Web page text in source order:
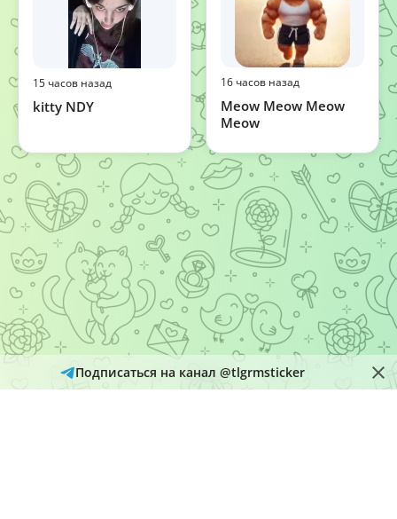
15 часов назад
kitty NDY
16 часов назад
Meow Meow Meow
Meow
Подписаться на канал @tlgrmsticker